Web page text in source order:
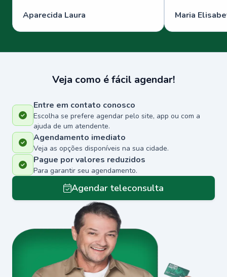
Aparecida Laura Maria
Veja como é fácil agendar!
Entre em contato conosco
Escolha se prefere agendar pelo site, app ou com a
ajuda de um atendente.
Agendamento imediato
Veja as opções disponíveis na sua cidade.
Pague por valores reduzidos
Para garantir seu agendamento.
Agendar teleconsulta